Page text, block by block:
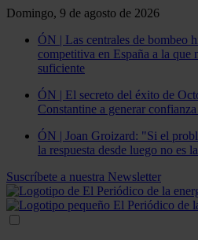
Domingo, 9 de agosto de 2026
ÓN | Las centrales de bombeo
competitiva en España a la que
suficiente
ÓN | El secreto del éxito de
Constantine a generar
ÓN | Joan Groizard: "Si el
la respuesta desde luego no es
Suscríbete a nuestra Newsletter